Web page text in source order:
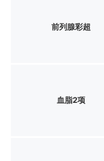
前列腺彩超
血脂2项